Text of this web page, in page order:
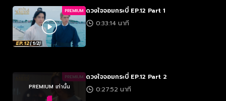
PREMIUM ดวงใจจอมกระบี่ EP.12 Part 1
0:33:14 นาที
PREMIUM
PREMIUM เท่านั้น
ดวงใจจอมกระบี่ EP.12 Part 2
0:27:52 นาที